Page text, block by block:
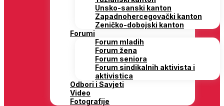
Unsko-sanski kanton
Zapadnohercegovački kanton
Zeničko-dobojski kanton
Forumi
Forum mladih
Forum žena
Forum seniora
Forum sindikalnih aktivista i
aktivistica
Odbori i Savjeti
Video
Fotografije